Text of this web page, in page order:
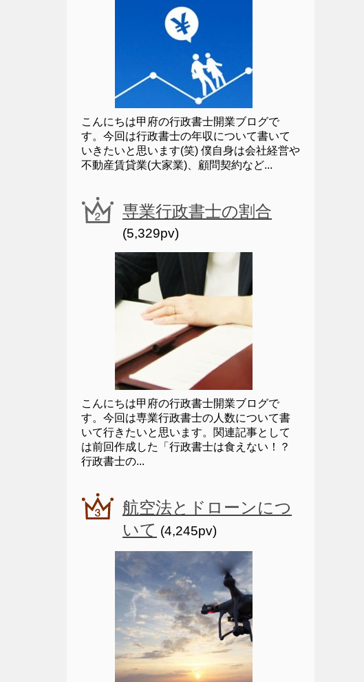
こんにちは甲府の行政書士開業ブログで
す。今回は行政書士の年収について書いて
いきたいと思います(笑) 僕自身は会社経営や
不動産賃貸業(大家業)、顧問契約など...
専業行政書士の割合
(5,329pv)
こんにちは甲府の行政書士開業ブログで
す。今回は専業行政書士の人数について書
いて行きたいと思います。関連記事として
は前回作成した「行政書士は食えない！？
行政書士の...
航空法とドローンにつ
いて (4,245pv)